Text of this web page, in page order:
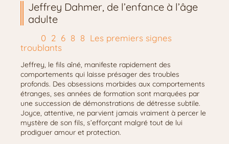
Jeffrey Dahmer, de l’enfance à l’âge
adulte
Les premiers signes
troublants
Jeffrey, le fils aîné, manifeste rapidement des
comportements qui laisse présager des troubles
profonds. Des obsessions morbides aux comportements
étranges, ses années de formation sont marquées par
une succession de démonstrations de détresse subtile.
Joyce, attentive, ne parvient jamais vraiment à percer le
mystère de son fils, s’efforçant malgré tout de lui
prodiguer amour et protection.